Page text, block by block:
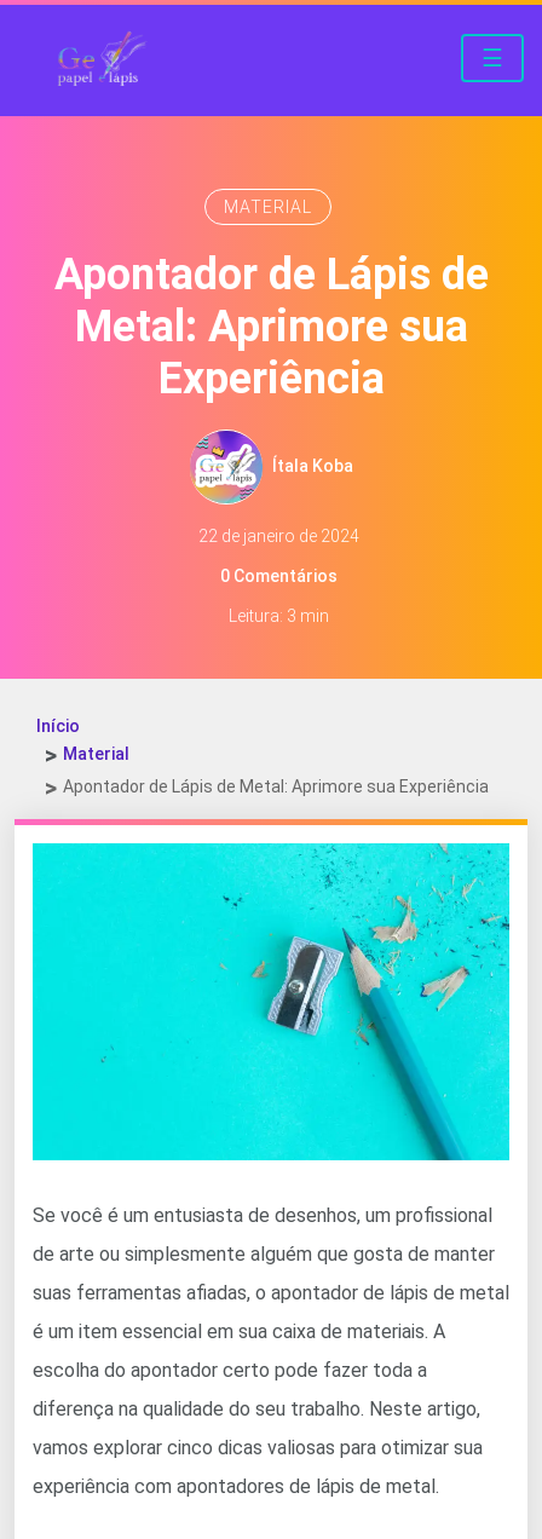
☰
MATERIAL
Apontador de Lápis de
Metal: Aprimore sua
Experiência
Ítala Koba
22 de janeiro de 2024
0 Comentários
Leitura: 3 min
Início
Material
Apontador de Lápis de Metal: Aprimore sua Experiência
Se você é um entusiasta de desenhos, um profissional
de arte ou simplesmente alguém que gosta de manter
suas ferramentas afiadas, o apontador de lápis de metal
é um item essencial em sua caixa de materiais. A
escolha do apontador certo pode fazer toda a
diferença na qualidade do seu trabalho. Neste artigo,
vamos explorar cinco dicas valiosas para otimizar sua
experiência com apontadores de lápis de metal.